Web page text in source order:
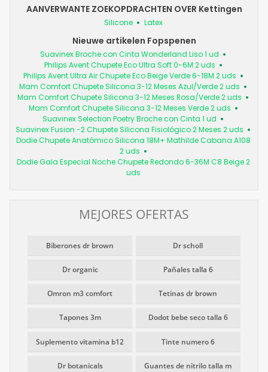
AANVERWANTE ZOEKOPDRACHTEN OVER Kettingen
Silicone Latex
Nieuwe artikelen Fopspenen
Suavinex Broche con Cinta Wonderland Liso 1 ud
Philips Avent Chupete Eco Ultra Soft 0-6M 2 uds
Philips Avent Ultra Air Chupete Eco Beige Verde 6-18M 2 uds
Mam Comfort Chupete Silicona 3-12 Meses Azul/Verde 2 uds
Mam Comfort Chupete Silicona 3-12 Meses Rosa/Verde 2 uds
Mam Comfort Chupete Silicona 3-12 Meses Verde 2 uds
Suavinex Selection Poetry Broche con Cinta 1 ud
Suavinex Fusion -2 Chupete Silicona Fisiológico 2 Meses 2 uds
Dodie Chupete Anatómico Silicona 18M+ Mathilde Cabana A108
2 uds
Dodie Gaïa Especial Noche Chupete Redondo 6-36M C8 Beige 2
uds
MEJORES OFERTAS
Biberones dr brown Dr scholl
Dr organic Pañales talla 6
Omron m3 comfort Tetinas dr brown
Tapones 3m Dodot bebe seco talla 6
Suplemento vitamina b12 Tinte numero 6
Dr botanicals Guantes de nitrilo talla m